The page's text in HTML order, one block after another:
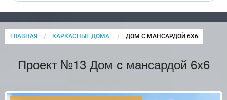
ГЛАВНАЯ КАРКАСНЫЕ ДОМА CURRENT:
ДОМ С МАНСАРДОЙ 6Х6
Проект №13 Дом с мансардой 6х6